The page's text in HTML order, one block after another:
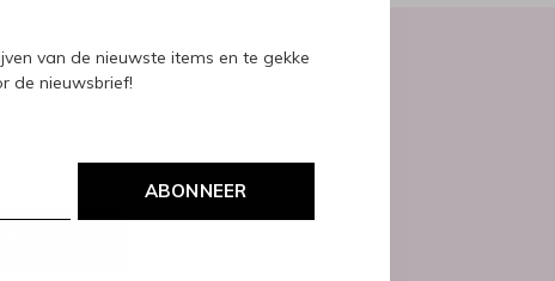
van de nieuwste items en te gekke
de nieuwsbrief!
ABONNEER